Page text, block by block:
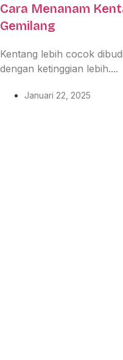
Cara Menanam
Gemilang
Kentang lebih cocok
dengan ketinggian lebih....
Januari 22, 2025